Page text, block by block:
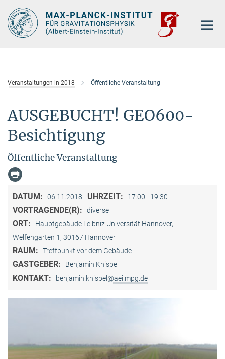
Hauptinhalt
Veranstaltungen in 2018 Öffentliche Veranstaltung
AUSGEBUCHT! GEO600-
Besichtigung
Öffentliche Veranstaltung
DATUM: 06.11.2018 UHRZEIT: 17:00 - 19:30
VORTRAGENDE(R): diverse
ORT:
Hauptgebäude Leibniz Universität Hannover,
Welfengarten 1, 30167 Hannover
RAUM: Treffpunkt vor dem Gebäude
GASTGEBER: Benjamin Knispel
KONTAKT: benjamin.knispel@aei.mpg.de